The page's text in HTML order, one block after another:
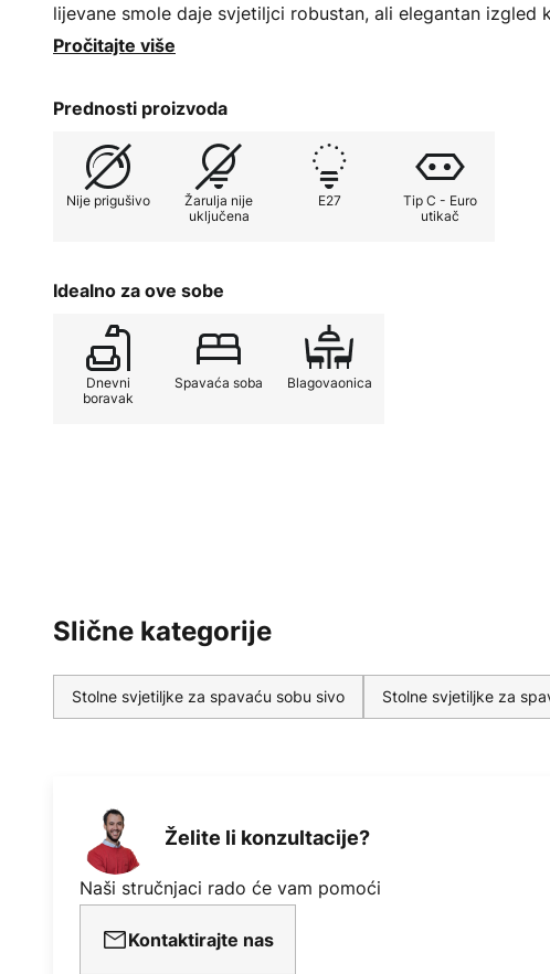
lijevane smole daje svjetiljci robustan, ali elegantan izgled
integrirati u različite stilove uređenja interijera.
Bilo da se nalazi u dnevnoj sobi, spavaćoj sobi ili
svestrani rasvjetni element koji impresionira i kao
dekorativni detalj. Njihov sofisticirani dizajn i pažljiv odabir
dugotrajnim suputnikom koji uljepšava svaku prostoriju i
atmosferu.
Pročitajte više
Prednosti proizvoda
Nije prigušivo
Žarulja nije
uključena
E27
Tip C - Euro
utikač
Idealno za ove sobe
Dnevni
boravak
Spavaća soba Blagovaonica
Slične kategorije
Stolne svjetiljke za spavaću sobu sivo Stolne svjetiljke za
Želite li konzultacije?
Naši stručnjaci rado će vam pomoći
Kontaktirajte nas